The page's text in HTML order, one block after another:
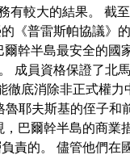
有較大的結果。 截
《普雷斯帕協議》
幹半島最安全的國
成員資格保證了北
徹底消除非正式權力
耶夫斯基的侄子
巴爾幹半島的商業
責的。 儘管他們在